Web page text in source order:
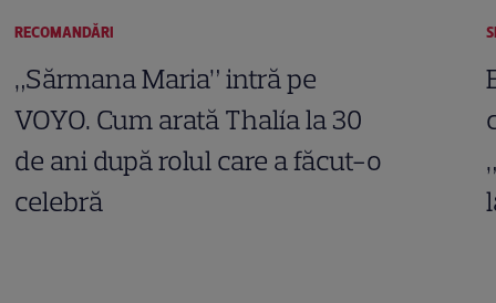
RECOMANDĂRI
„Sărmana Maria” intră pe
VOYO. Cum arată Thalía la 30
de ani după rolul care a făcut-o
celebră